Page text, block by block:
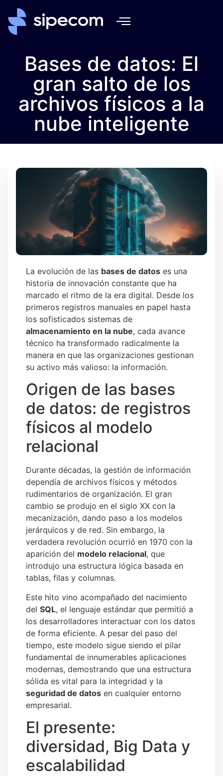
Bases de datos: El
gran salto de los
archivos físicos a la
nube inteligente
La evolución de las bases de datos es una
historia de innovación constante que ha
marcado el ritmo de la era digital. Desde los
primeros registros manuales en papel hasta
los sofisticados sistemas de
almacenamiento en la nube, cada avance
técnico ha transformado radicalmente la
manera en que las organizaciones gestionan
su activo más valioso: la información.
Origen de las bases
de datos: de registros
físicos al modelo
relacional
Durante décadas, la gestión de información
dependía de archivos físicos y métodos
rudimentarios de organización. El gran
cambio se produjo en el siglo XX con la
mecanización, dando paso a los modelos
jerárquicos y de red. Sin embargo, la
verdadera revolución ocurrió en 1970 con la
aparición del modelo relacional, que
introdujo una estructura lógica basada en
tablas, filas y columnas.
Este hito vino acompañado del nacimiento
del SQL, el lenguaje estándar que permitió a
los desarrolladores interactuar con los datos
de forma eficiente. A pesar del paso del
tiempo, este modelo sigue siendo el pilar
fundamental de innumerables aplicaciones
modernas, demostrando que una estructura
sólida es vital para la integridad y la
seguridad de datos en cualquier entorno
empresarial.
El presente:
diversidad, Big Data y
escalabilidad